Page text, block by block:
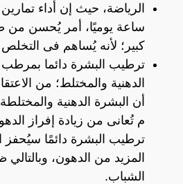
الرياضة، حيث إن أداء
ساعة يوميًا، أمر يُحسن
كبير؛ لأنه يُساهم فى
ترطيب البشرة دائما
الدهنية والمختلط؛ من
أن البشرة الدهنية
م تُعانى من زيادة إفراز
ترطيب البشرة دائمًا سيُحفز
المزيد من الدهون،
الشباب.